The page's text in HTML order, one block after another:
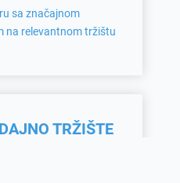
sa značajnom
na relevantnom tržištu
TRŽIŠTE